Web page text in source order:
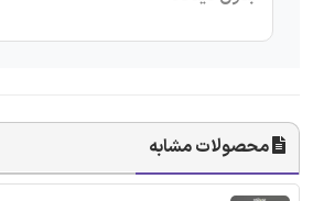
محصولات مشابه